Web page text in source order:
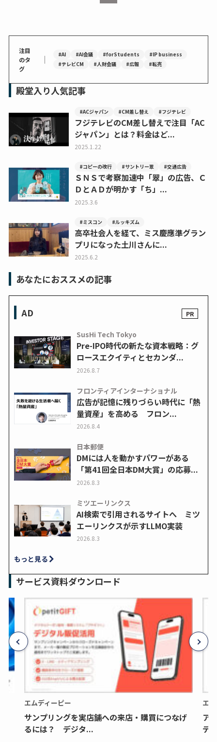
注目
のタ
グ
｜ #AI #AI会議 #forStudents
#IP business
#テレビCM
#人財会議 #広報 #転売
殿堂入り人気記事
#ACジャパン #CM差し替え #フジテレビ
フジテレビのCM差し替えで注目「AC
ジャパン」とは？料金はど...
2025.1.22
#コピーの改行 #サントリー翠 #交通広告
ＳＮＳで考察加速中「翠」の広告、Ｃ
ＤとＡＤが明かす「ち」...
2025.3.6
#ミスコン #ルッキズム
高卒社会人を経て、ミス慶應準グラン
プリになった土川さんに...
2025.6.2
あなたにおススメの記事
AD
SusHi Tech Tokyo
Pre-IPO時代の新たな資本戦略：グ
ロースエクイティとセカンダ...
2026.8.7
フロンティアインターナショナル
広告が記憶に残りづらい時代に「熱
量資産」を高める フロン...
2026.8.4
日本郵便
DMには人を動かすパワーがある
「第41回全日本DM大賞」の応募...
2026.8.3
ミツエーリンクス
AI検索で引用されるサイトへ ミツ
エーリンクスが示すLLMO実装
2026.8.3
もっと見る
サービス資料ダウンロード
エムディーピー
サンプリングを実店舗への来店・購買につなげ
るには？ デジタ...
エ
ア
デ